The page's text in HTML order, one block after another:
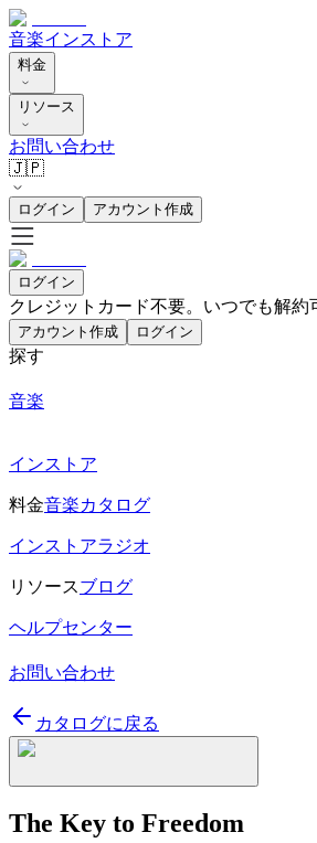
音楽インストア
料金
リソース
お問い合わせ
🇯🇵
ログイン アカウント作成
ログイン
クレジットカード不要。いつでも解約
アカウント作成 ログイン
探す
音楽
インストア
料金音楽カタログ
インストアラジオ
リソースブログ
ヘルプセンター
お問い合わせ
カタログに戻る
The Key to Freedom